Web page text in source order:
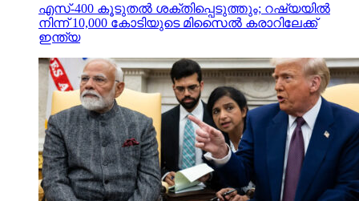
എസ്-400 കൂടുതല്‍ ശക്തിപ്പെടുത്തും; റഷ്യയില്‍
നിന്ന് 10,000 കോടിയുടെ മിസൈല്‍ കരാറിലേക്ക്
ഇന്ത്യ